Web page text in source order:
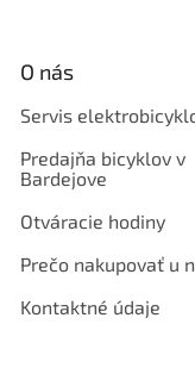
O nás
Servis
Predajňa bicyklov v
Bardejove
Otváracie hodiny
Prečo nakupovať u
Kontaktné údaje